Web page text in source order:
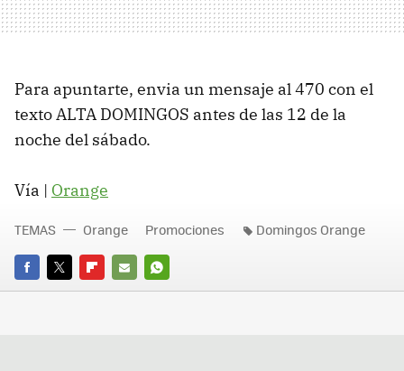
Para apuntarte, envia un mensaje al 470 con el
texto ALTA DOMINGOS antes de las 12 de la
noche del sábado.
Vía | Orange
FACEBOOK
TWITTERFLIPBOARD
E-
WHATSAPP
TEMAS Orange Promociones Domingos Orange